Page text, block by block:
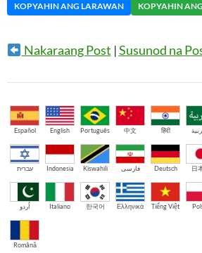
KOPYAHIN ANG LARAWAN KOPYAHIN
Nakaraang Post |Susunod na
Español English Português 中文 हिंदी
עברית Indonesia Kiswahili فارسی Deutsch 日
اُردو Italiano 한국어 Ελληνικά Tiếng Việt
Română